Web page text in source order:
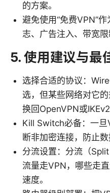
的方案。
避免使用“免费VPN”
志、广告注入、带宽限
5. 使用建议与最
选择合适的协议：
选，但某些网络对它
换回OpenVPN或IKEv2
Kill Switch必备：一
断非加密连接，防止数
分流设置：分流（
流量走VPN，哪些走
速度。